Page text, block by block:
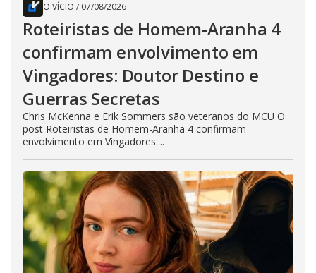
O VÍCIO / 07/08/2026
Roteiristas de Homem-Aranha 4
confirmam envolvimento em
Vingadores: Doutor Destino e
Guerras Secretas
Chris McKenna e Erik Sommers são veteranos do MCU O
post Roteiristas de Homem-Aranha 4 confirmam
envolvimento em Vingadores:...